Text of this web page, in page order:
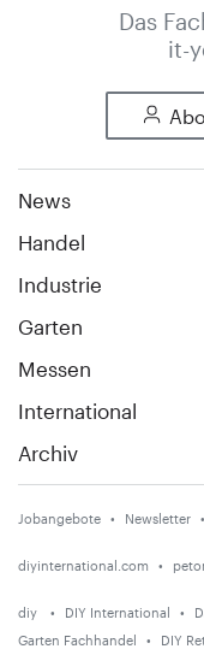
Das
it-
News
Handel
Industrie
Garten
Messen
International
Archiv
Jobangebote Newsletter
diyinternational.com
diy DIY International
Garten Fachhandel
DIY